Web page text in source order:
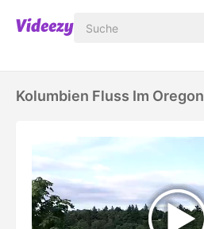
Kolumbien Fluss Im Oregon